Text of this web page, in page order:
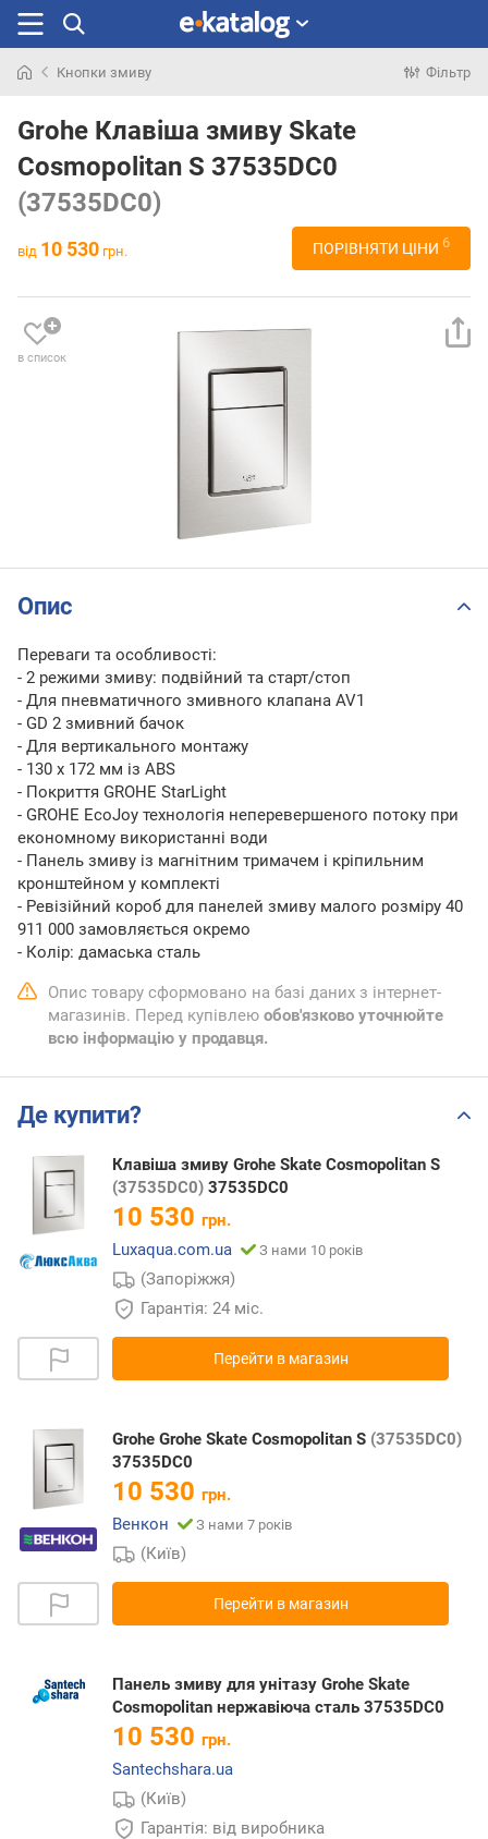
раніше
Кнопки змиву Фільтр
Grohe Клавіша змиву Skate
Cosmopolitan S 37535DC0
(37535DC0)
від 10 530 грн. ПОРІВНЯТИ ЦІНИ 6
в список
Опис
Переваги та особливості:
- 2 режими змиву: подвійний та старт/стоп
- Для пневматичного змивного клапана AV1
- GD 2 змивний бачок
- Для вертикального монтажу
- 130 x 172 мм із ABS
- Покриття GROHE StarLight
- GROHE EcoJoy технологія неперевершеного потоку при
економному використанні води
- Панель змиву із магнітним тримачем і кріпильним
кронштейном у комплекті
- Ревізійний короб для панелей змиву малого розміру 40
911 000 замовляється окремо
- Колір: дамаська сталь
Опис товару сформовано на базі даних з інтернет-
магазинів. Перед купівлею обов'язково уточнюйте
всю інформацію у продавця.
Де купити?
Клавіша змиву Grohe Skate Cosmopolitan S
(37535DC0) 37535DC0
10 530 грн.
Luxaqua.com.ua
З нами 10 років
(Запоріжжя)
Гарантія: 24 міс.
Перейти в магазин
Grohe Grohe Skate Cosmopolitan S (37535DC0)
37535DC0
10 530 грн.
Венкон
З нами 7 років
(Київ)
Перейти в магазин
Панель змиву для унітазу Grohe Skate
Cosmopolitan нержавіюча сталь 37535DC0
10 530 грн.
Santechshara.ua
(Київ)
Гарантія: від виробника